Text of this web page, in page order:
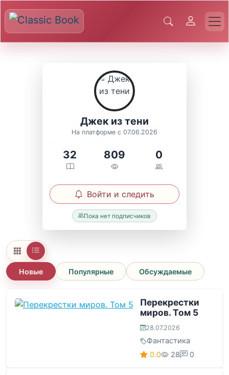
Джек из тени
На платформе с 07.06.2026
32 809 0
Войти и следить
Пока нет подписчиков
Новые Популярные Обсуждаемые
Перекрестки
миров. Том 5
28.07.2026
Фантастика
0.0 28 0